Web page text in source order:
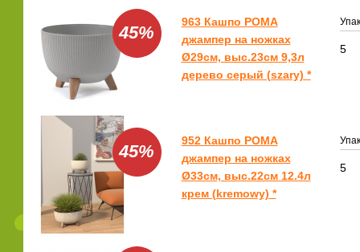
45%
963 Кашпо РОМА
джампер на ножках
Ø29см, выс.23см 9,3л
дерево серый (szary) *
5
45%
952 Кашпо РОМА
джампер на ножках
Ø33см, выс.22см 12.4л
крем (kremowy) *
5